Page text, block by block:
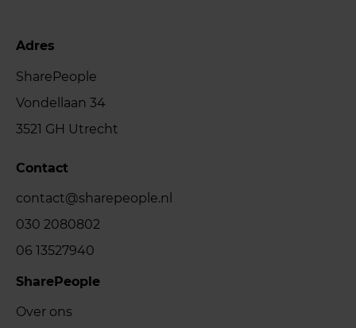
Adres
SharePeople
Vondellaan 34
3521 GH Utrecht
Contact
contact@sharepeople.nl
030 2080802
06 13527940
SharePeople
Over ons